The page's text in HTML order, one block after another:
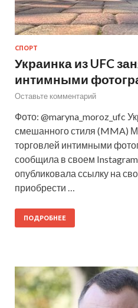
СПОРТ
Украинка из UFC
интимными
Оставьте комментарий
Фото: @maryna_moroz_ufc
смешанного стиля (MMA)
торговлей интимными
сообщила в своем
опубликовала ссылку на
приобрести …
ПОДРОБНЕЕ